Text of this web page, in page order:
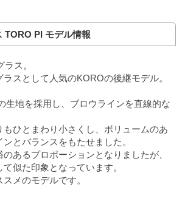
TORO PI モデル情報
ス。
スとして人気のKOROの後継モデル。
生地を採用し、ブロウラインを直線的な
もひとまわり小さくし、ボリュームのあ
とバランスをもたせました。
あるプロポーションとなりましたが、
似た印象となっています。
メのモデルです。